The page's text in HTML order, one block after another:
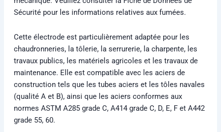
Sécurité pour les informations relatives aux fumées.
Cette électrode est particulièrement adaptée pour les
chaudronneries, la tôlerie, la serrurerie, la charpente, les
travaux publics, les matériels agricoles et les travaux de
maintenance. Elle est compatible avec les aciers de
construction tels que les tubes aciers et les tôles navales
(qualité A et B), ainsi que les aciers conformes aux
normes ASTM A285 grade C, A414 grade C, D, E, F et A442
grade 55, 60.